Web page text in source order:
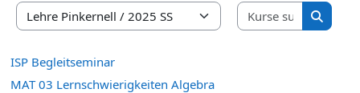
Kursbereiche
Kurse
Kurse
ISP Begleitseminar
MAT 03 Lernschwierigkeiten Algebra